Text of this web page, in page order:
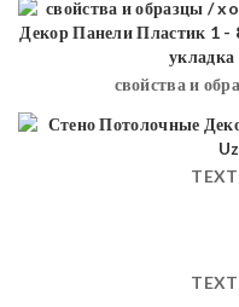
свойства и